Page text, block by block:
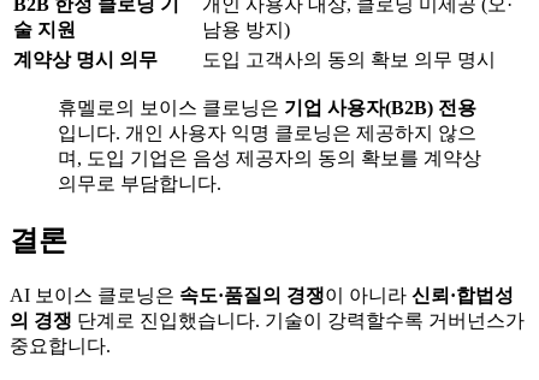
술 지원
남용 방지)
계약상 명시 의무
도입 고객사의 동의 확보 의무 명시
휴멜로의 보이스 클로닝은 기업 사용자(B2B) 전용
입니다. 개인 사용자 익명 클로닝은 제공하지 않으
며, 도입 기업은 음성 제공자의 동의 확보를 계약상
의무로 부담합니다.
결론
AI 보이스 클로닝은 속도·품질의 경쟁이 아니라 신뢰·합법성
의 경쟁 단계로 진입했습니다. 기술이 강력할수록 거버넌스가
중요합니다.